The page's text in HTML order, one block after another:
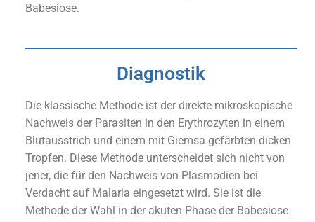
Babesiose.
Diagnostik
Die klassische Methode ist der direkte mikroskopische
Nachweis der Parasiten in den Erythrozyten in einem
Blutausstrich und einem mit Giemsa gefärbten dicken
Tropfen. Diese Methode unterscheidet sich nicht von
jener, die für den Nachweis von Plasmodien bei
Verdacht auf Malaria eingesetzt wird. Sie ist die
Methode der Wahl in der akuten Phase der Babesiose.